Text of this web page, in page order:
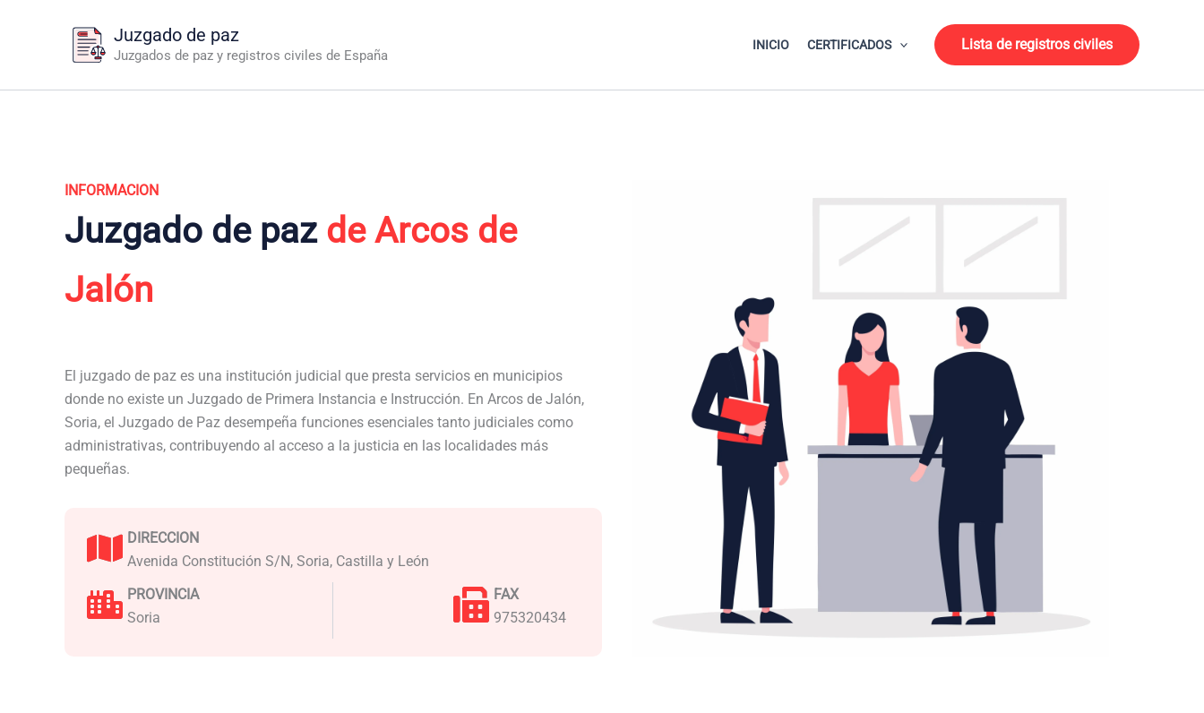
Juzgado de paz
Juzgados de paz y registros civiles de España
INICIO CERTIFICADOS Lista de registros civiles
INFORMACION
Juzgado de paz de Arcos de
Jalón
El juzgado de paz es una institución judicial que presta servicios en municipios
donde no existe un Juzgado de Primera Instancia e Instrucción. En Arcos de Jalón,
Soria, el Juzgado de Paz desempeña funciones esenciales tanto judiciales como
administrativas, contribuyendo al acceso a la justicia en las localidades más
pequeñas.
DIRECCION
Avenida Constitución S/N, Soria, Castilla y León
PROVINCIA
Soria
FAX
975320434